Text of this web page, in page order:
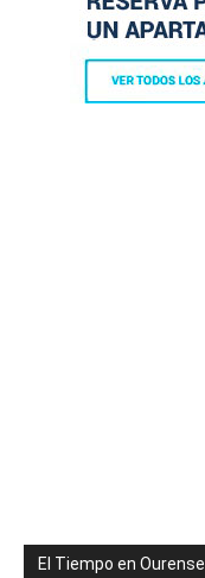
El Tiempo en Ourense